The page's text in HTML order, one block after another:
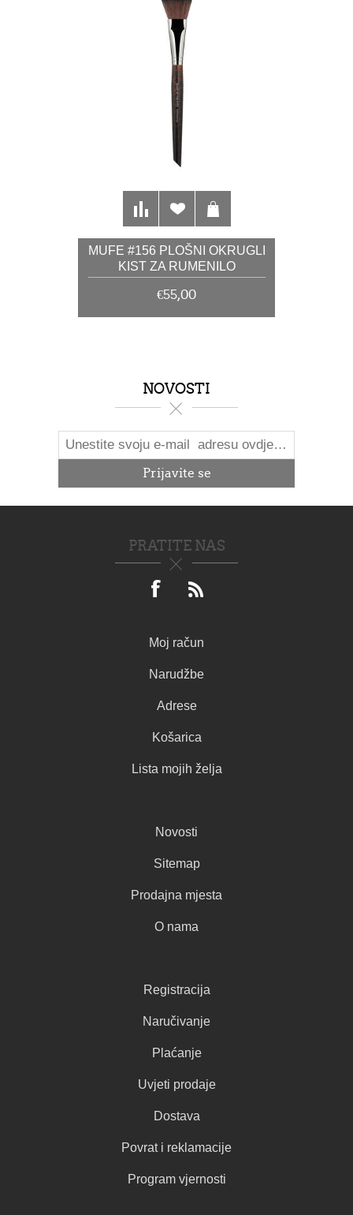
MUFE #156 PLOŠNI OKRUGLI
KIST ZA RUMENILO
€55,00
NOVOSTI
PRATITE NAS
Moj račun
Narudžbe
Adrese
Košarica
Lista mojih želja
Novosti
Sitemap
Prodajna mjesta
O nama
Registracija
Naručivanje
Plaćanje
Uvjeti prodaje
Dostava
Povrat i reklamacije
Program vjernosti